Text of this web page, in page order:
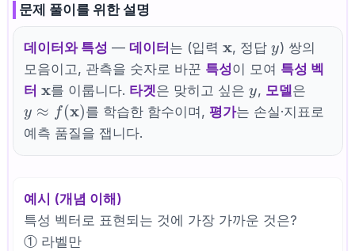
문제 풀이를 위한 설명
데이터와 특성 — 데이터 는 (입력 \mathbf{x}
x, 정답 y
y) 쌍의
모음이고, 관측을 숫자로 바꾼 특성이 모여 특성 벡
터 \mathbf{x}
x를 이룹니다. 타겟은 맞히고 싶은 y
y, 모델은
y ≈ f (x)를 학습한 함수이며,평가는 손실·지표로
예측 품질을 잽니다.
예시 (개념 이해)
특성 벡터로 표현되는 것에 가장 가까운 것은?
① 라벨만